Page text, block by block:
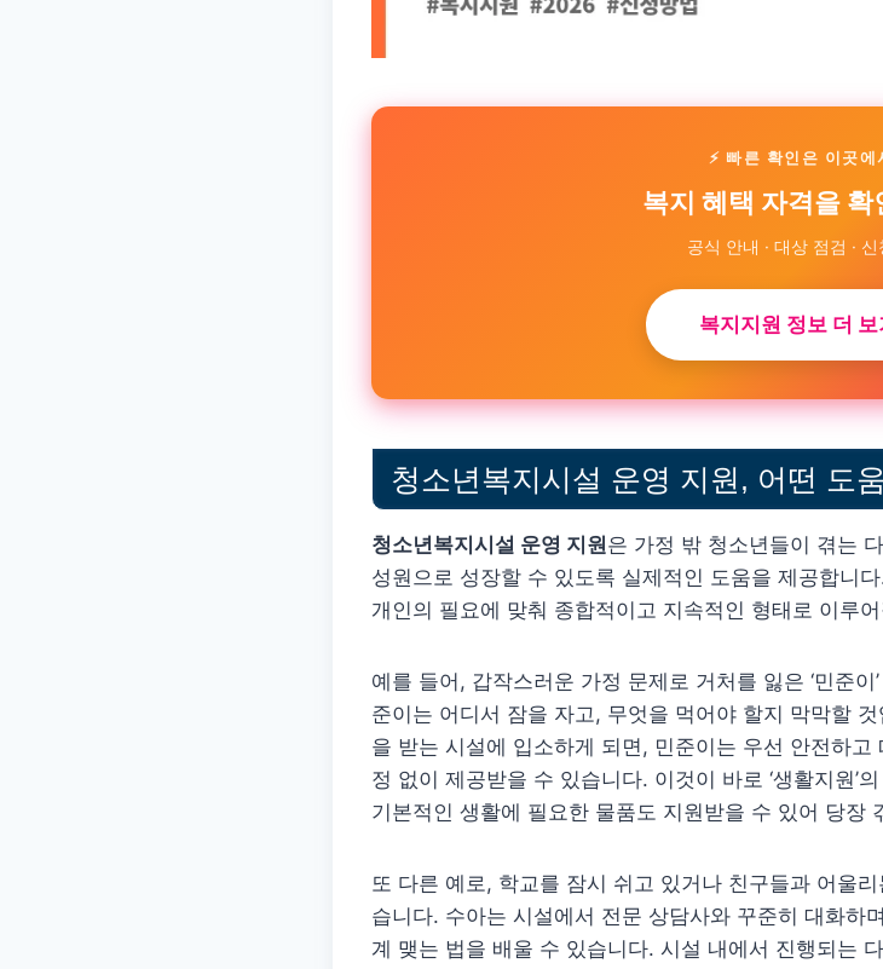
⚡ 빠른 확인은 이곳에
복지 혜택 자격을 확
공식 안내 · 대상 점검 ·
복지지원 정보 더
청소년복지시설 운영 지원, 어떤 도
청소년복지시설 운영 지원은 가정 밖 청소년들이 겪는
성원으로 성장할 수 있도록 실제적인 도움을 제공합니
개인의 필요에 맞춰 종합적이고 지속적인 형태로 이루
예를 들어, 갑작스러운 가정 문제로 거처를 잃은 ‘민준
준이는 어디서 잠을 자고, 무엇을 먹어야 할지 막막할 것
을 받는 시설에 입소하게 되면, 민준이는 우선 안전하
정 없이 제공받을 수 있습니다. 이것이 바로 ‘생활지원’
기본적인 생활에 필요한 물품도 지원받을 수 있어 당장
또 다른 예로, 학교를 잠시 쉬고 있거나 친구들과 어울리
습니다. 수아는 시설에서 전문 상담사와 꾸준히 대화하
계 맺는 법을 배울 수 있습니다. 시설 내에서 진행되는